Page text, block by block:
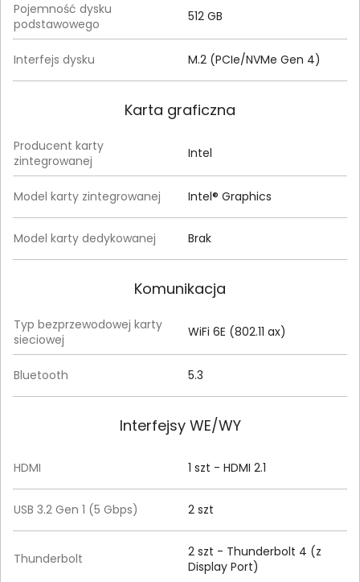
Pojemność dysku
podstawowego
512 GB
Interfejs dysku M.2 (PCIe/NVMe Gen 4)
Karta graficzna
Producent karty
zintegrowanej
Intel
Model karty zintegrowanej Intel® Graphics
Model karty dedykowanej Brak
Komunikacja
Typ bezprzewodowej karty
sieciowej
WiFi 6E (802.11 ax)
Bluetooth 5.3
Interfejsy WE/WY
HDMI 1 szt - HDMI 2.1
USB 3.2 Gen 1 (5 Gbps) 2 szt
Thunderbolt
2 szt - Thunderbolt 4 (z
Display Port)